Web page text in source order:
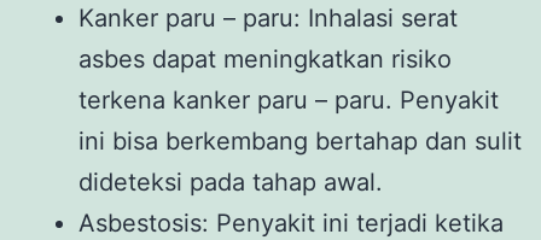
Kanker paru – paru: Inhalasi serat
asbes dapat meningkatkan risiko
terkena kanker paru – paru. Penyakit
ini bisa berkembang bertahap dan sulit
dideteksi pada tahap awal.
Asbestosis: Penyakit ini terjadi ketika